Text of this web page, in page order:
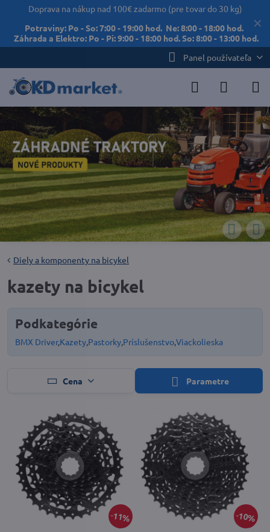
✕
Doprava na nákup nad 100€ zadarmo (pre tovar do 30 kg)
Potraviny: Po - So: 7:00 - 19:00 hod. Ne: 8:00 - 18:00 hod.
Záhrada a Elektro: Po - Pi: 9:00 - 18:00 hod. So: 8:00 - 13:00 hod.
Panel používateľa
Diely a komponenty na bicykel
kazety na bicykel
Podkategórie
BMX Driver Kazety Pastorky PríslušenstvoViackolieska
Cena Parametre
11% 10%